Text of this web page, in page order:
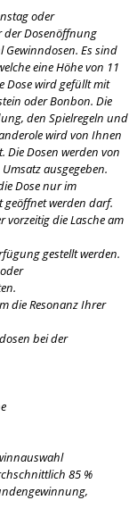
oder
der Dosenöffnung
Gewinndosen. Es sind
eine Höhe von 11
Dose wird gefüllt mit
oder Bonbon. Die
den Spielregeln und
wird von Ihnen
Dosen werden von
ausgegeben.
Dose nur im
werden darf.
vorzeitig die Lasche am
gestellt werden.
die Resonanz Ihrer
bei der
85 %